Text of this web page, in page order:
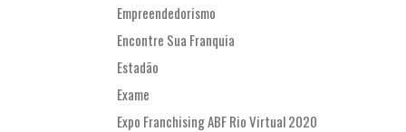
Empreendedorismo
Encontre Sua Franquia
Estadão
Exame
Expo Franchising ABF Rio Virtual 2020